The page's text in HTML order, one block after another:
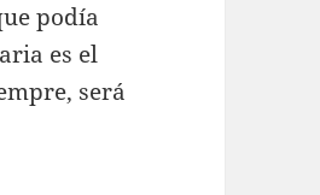
podía
es el
será